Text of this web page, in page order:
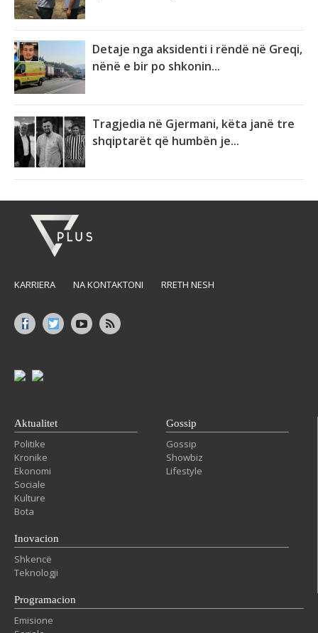
Detaje nga aksidenti i rëndë në Greqi,
nënë e bir po shkonin...
Tragjedia në Gjermani, këta janë tre
shqiptarët që humbën je...
KARRIERA NA KONTAKTONI RRETH NESH
Aktualitet
Politike
Kronike
Ekonomi
Sociale
Kulture
Bota
Gossip
Gossip
Showbiz
Lifestyle
Inovacion
Shkencë
Teknologji
Programacion
Emisione